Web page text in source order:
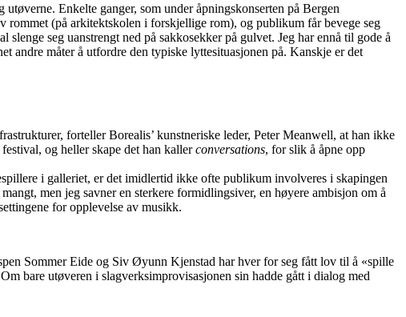
Enkelte ganger, som under åpningskonserten på Bergen
(på arkitektskolen i forskjellige rom), og publikum får bevege seg
seg uanstrengt ned på sakkosekker på gulvet. Jeg har ennå til gode å
andre måter å utfordre den typiske lyttesituasjonen på. Kanskje er det
forteller Borealis’ kunstneriske leder, Peter Meanwell, at han ikke
og heller skape det han kallerconversations, for slik å åpne opp
i galleriet, er det imidlertid ikke ofte publikum involveres i skapingen
mangt, men jeg savner en sterkere formidlingsiver, en høyere ambisjon om å
for opplevelse av musikk.
Sommer Eide og Siv Øyunn Kjenstad har hver for seg fått lov til å «spille
bare utøveren i slagverksimprovisasjonen sin hadde gått i dialog med